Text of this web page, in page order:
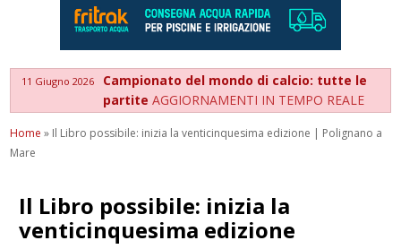
11 Giugno 2026
Campionato del mondo di calcio: tutte le
partiteAGGIORNAMENTI IN TEMPO REALE
Home » Il Libro possibile: inizia la venticinquesima edizione | Polignano a
Mare
Il Libro possibile: inizia la
venticinquesima edizione